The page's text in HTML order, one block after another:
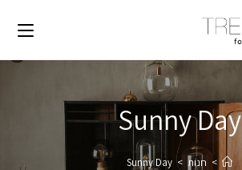
Sunny Day
> חנות >
Sunny Day